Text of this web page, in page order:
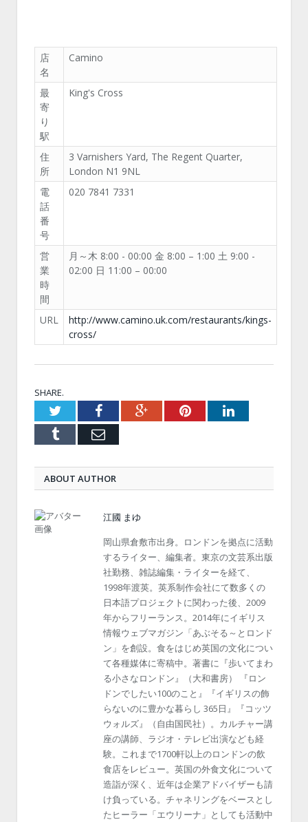
店
名
Camino
最
寄
り
駅
King's Cross
住
所
3 Varnishers Yard, The Regent Quarter,
London N1 9NL
電
話
番
号
020 7841 7331
営
業
時
間
月～木 8:00 - 00:00 金 8:00 – 1:00 土 9:00 -
02:00 日 11:00 – 00:00
URL
http://www.camino.uk.com/restaurants/kings-
cross/
SHARE.
TwitterFacebookGoogle+PinterestLinkedIn
Tumblr Email
ABOUT AUTHOR
江國 まゆ
岡山県倉敷市出身。ロンドンを拠点に活動
するライター、編集者。東京の文芸系出版
社勤務、雑誌編集・ライターを経て、
1998年渡英。英系制作会社にて数多くの
日本語プロジェクトに関わった後、2009
年からフリーランス。2014年にイギリス
情報ウェブマガジン「あぶそる～とロンド
ン」を創設。食をはじめ英国の文化につい
て各種媒体に寄稿中。著書に『歩いてまわ
る小さなロンドン』（大和書房） 『ロン
ドンでしたい100のこと』『イギリスの飾
らないのに豊かな暮らし 365日』『コッツ
ウォルズ』（自由国民社）。カルチャー講
座の講師、ラジオ・テレビ出演なども経
験。これまで1700軒以上のロンドンの飲
食店をレビュー。英国の外食文化について
造詣が深く、近年は企業アドバイザーも請
け負っている。チャネリングをベースとし
たヒーラー「エウリーナ」としても活動中